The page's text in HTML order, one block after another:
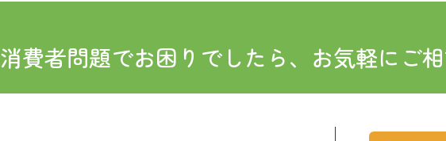
消費者問題でお困りでしたら、お気軽にご